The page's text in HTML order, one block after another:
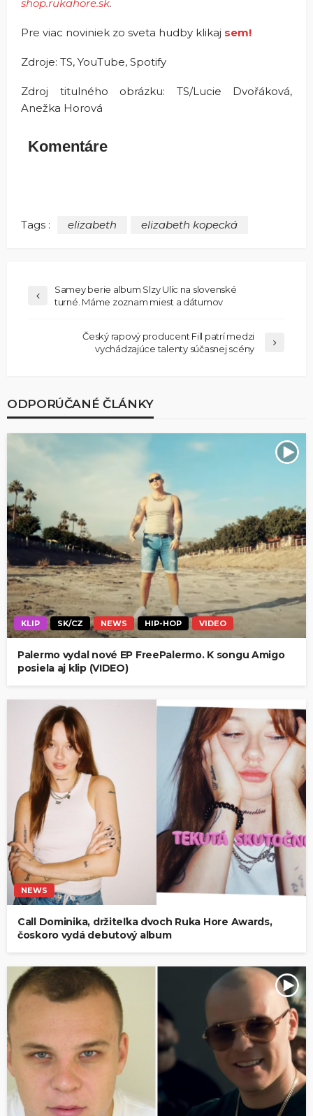
shop.rukahore.sk.
Pre viac noviniek zo sveta hudby klikaj sem!
Zdroje: TS, YouTube, Spotify
Zdroj titulného obrázku: TS/Lucie Dvořáková,
Anežka Horová
Komentáre
Tags : elizabeth elizabeth kopecká
Samey berie album Slzy Ulíc na slovenské
turné. Máme zoznam miest a dátumov
Český rapový producent Fill patrí medzi
vychádzajúce talenty súčasnej scény
ODPORÚČANÉ ČLÁNKY
KLIP SK/CZ NEWS HIP-HOP VIDEO
Palermo vydal nové EP FreePalermo. K songu Amigo
posiela aj klip (VIDEO)
NEWS
Call Dominika, držiteľka dvoch Ruka Hore Awards,
čoskoro vydá debutový album